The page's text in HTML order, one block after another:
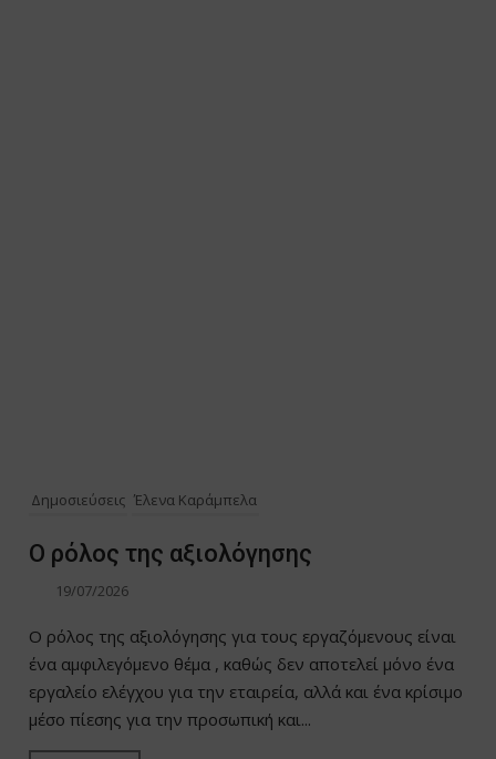
Δημοσιεύσεις Έλενα Καράμπελα
Ο ρόλος της αξιολόγησης
19/07/2026
Ο ρόλος της αξιολόγησης για τους εργαζόμενους είναι
ένα αμφιλεγόμενο θέμα , καθώς δεν αποτελεί μόνο ένα
εργαλείο ελέγχου για την εταιρεία, αλλά και ένα κρίσιμο
μέσο πίεσης για την προσωπική και...